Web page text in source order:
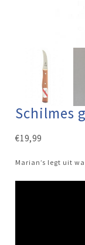
Schilmes
€19,99
Marian’s legt uit